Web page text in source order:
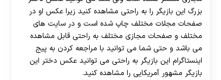
بزرگ این بازیگر را به راحتی مشاهده کنید زیرا عکس او در
صفحات مجلات مختلف چاپ شده است و در سایت های
مختلف و صفحات مجازی مختلف به راحتی قابل مشاهده
می باشد و حتی شما می توانید با مراجعه کردن به پیج
اینستاگرام این بازیگر به راحتی می توانید عکس دختر این
بازیگر مشهور آمریکایی را مشاهده کنید.